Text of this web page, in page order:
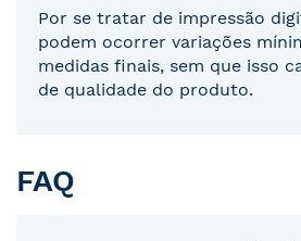
Por se tratar de impressão
podem ocorrer variações
medidas finais, sem que isso
de qualidade do produto.
FAQ